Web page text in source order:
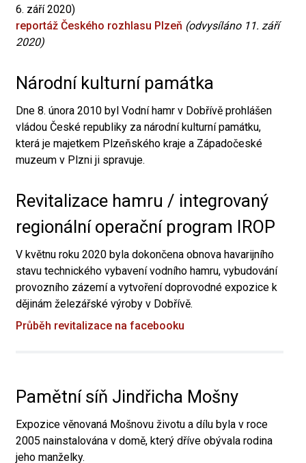
6. září 2020)
reportáž Českého rozhlasu Plzeň (odvysíláno 11. září
2020)
Národní kulturní památka
Dne 8. února 2010 byl Vodní hamr v Dobřívě prohlášen
vládou České republiky za národní kulturní památku,
která je majetkem Plzeňského kraje a Západočeské
muzeum v Plzni ji spravuje.
Revitalizace hamru / integrovaný
regionální operační program IROP
V květnu roku 2020 byla dokončena obnova havarijního
stavu technického vybavení vodního hamru, vybudování
provozního zázemí a vytvoření doprovodné expozice k
dějinám železářské výroby v Dobřívě.
Průběh revitalizace na facebooku
Pamětní síň Jindřicha Mošny
Expozice věnovaná Mošnovu životu a dílu byla v roce
2005 nainstalována v domě, který dříve obývala rodina
jeho manželky.